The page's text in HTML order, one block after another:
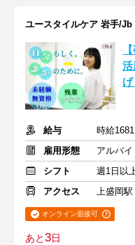
ユースタイルケア 岩手/Jb
活
給与
雇用形態
アルバイ
シフト
週1日以
アクセス
上盛岡駅
オンライン面接可
あと3日